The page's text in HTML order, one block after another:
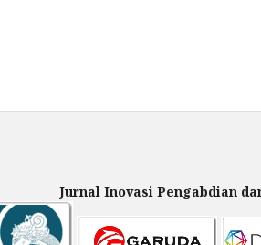
Jurnal Inovasi Pengabdian